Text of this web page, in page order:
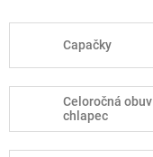
Capačky
Celoročná obuv
chlapec